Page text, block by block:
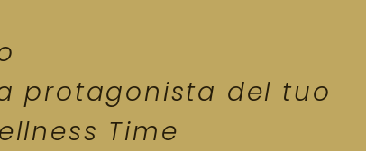
protagonista del tuo
Time​​